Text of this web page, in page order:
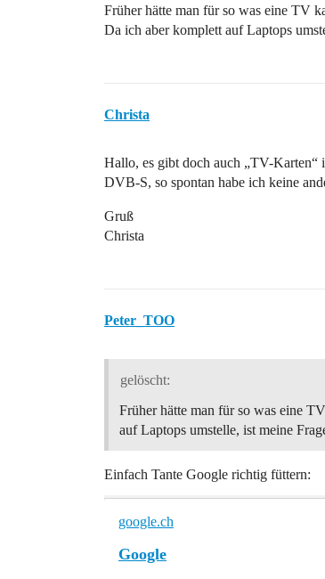
Früher hätte man für so was eine TV
Da ich aber komplett auf Laptops
Christa
Hallo, es gibt doch auch „TV-
DVB-S, so spontan habe ich keine
Gruß
Christa
Peter_TOO
gelöscht:
Früher hätte man für so was eine
auf Laptops umstelle, ist meine
Einfach Tante Google richtig füttern:
google.ch
Google